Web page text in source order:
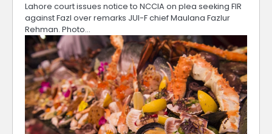
Lahore court issues notice to NCCIA on plea seeking FIR
against Fazl over remarks JUI-F chief Maulana Fazlur
Rehman. Photo…